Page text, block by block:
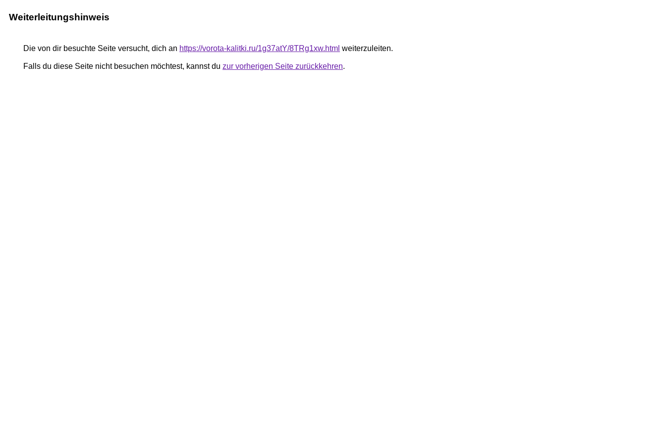
Weiterleitungshinweis
Die von dir besuchte Seite versucht, dich an https://vorota-kalitki.ru/1g37atY/8TRg1xw.html weiterzuleiten.
Falls du diese Seite nicht besuchen möchtest, kannst du zur vorherigen Seite zurückkehren.